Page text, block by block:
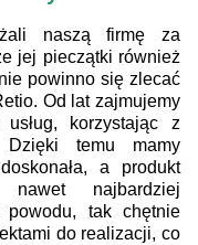
naszą firmę za
jej pieczątki również
powinno się zlecać
Od lat zajmujemy
korzystając z
Dzięki temu mamy
a produkt
nawet najbardziej
tak chętnie
do realizacji, co